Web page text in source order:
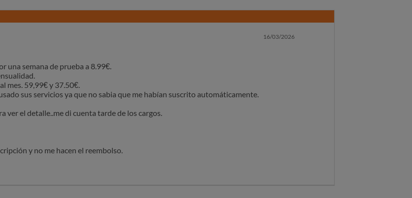
16/03/2026
una semana de prueba a 8.99€.
mes. 59,99€ y 37.50€.
sus servicios ya que no sabia que me habían suscrito automáticamente.
ver el detalle..me di cuenta tarde de los cargos.
y no me hacen el reembolso.